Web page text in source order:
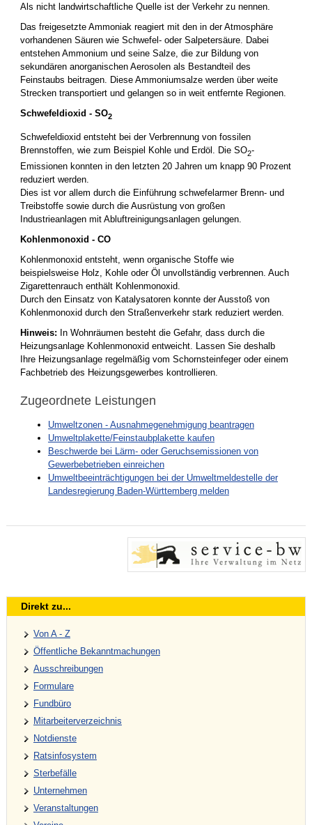
Als nicht landwirtschaftliche Quelle ist der Verkehr zu nennen.
Das freigesetzte Ammoniak reagiert mit den in der Atmosphäre
vorhandenen Säuren wie Schwefel- oder Salpetersäure. Dabei
entstehen Ammonium und seine Salze, die zur Bildung von
sekundären anorganischen Aerosolen als Bestandteil des
Feinstaubs beitragen. Diese Ammoniumsalze werden über weite
Strecken transportiert und gelangen so in weit entfernte Regionen.
Schwefeldioxid - SO2
Schwefeldioxid entsteht bei der Verbrennung von fossilen
Brennstoffen, wie zum Beispiel Kohle und Erdöl. Die SO2-
Emissionen konnten in den letzten 20 Jahren um knapp 90 Prozent
reduziert werden.
Dies ist vor allem durch die Einführung schwefelarmer Brenn- und
Treibstoffe sowie durch die Ausrüstung von großen
Industrieanlagen mit Abluftreinigungsanlagen gelungen.
Kohlenmonoxid - CO
Kohlenmonoxid entsteht, wenn organische Stoffe wie
beispielsweise Holz, Kohle oder Öl unvollständig verbrennen. Auch
Zigarettenrauch enthält Kohlenmonoxid.
Durch den Einsatz von Katalysatoren konnte der Ausstoß von
Kohlenmonoxid durch den Straßenverkehr stark reduziert werden.
Hinweis: In Wohnräumen besteht die Gefahr, dass durch die
Heizungsanlage Kohlenmonoxid entweicht. Lassen Sie deshalb
Ihre Heizungsanlage regelmäßig vom Schornsteinfeger oder einem
Fachbetrieb des Heizungsgewerbes kontrollieren.
Zugeordnete Leistungen
Umweltzonen - Ausnahmegenehmigung beantragen
Umweltplakette/Feinstaubplakette kaufen
Beschwerde bei Lärm- oder Geruchsemissionen von
Gewerbebetrieben einreichen
Umweltbeeinträchtigungen bei der Umweltmeldestelle der
Landesregierung Baden-Württemberg melden
Direkt zu...
Von A - Z
Öffentliche Bekanntmachungen
Ausschreibungen
Formulare
Fundbüro
Mitarbeiterverzeichnis
Notdienste
Ratsinfosystem
Sterbefälle
Unternehmen
Veranstaltungen